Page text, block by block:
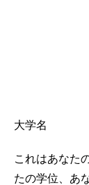
大学名
これはあなた
たの学位、あ